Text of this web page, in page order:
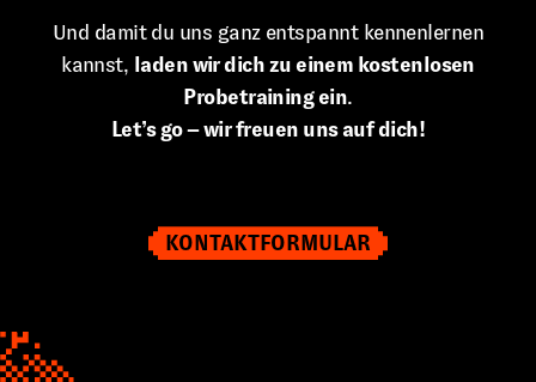
Und damit du uns ganz entspannt kennenlernen
kannst, laden wir dich zu einem kostenlosen
Probetraining ein.
Let’s go – wir freuen uns auf dich!
KONTAKTFORMULAR